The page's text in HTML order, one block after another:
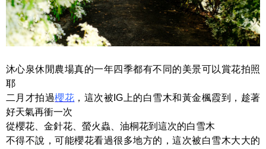
沐心泉休閒農場真的一年四季都有不同的美景可以賞花拍照
耶
二月才拍過櫻花 ，這次被IG上的白雪木和黃金楓霞到，趁著
好天氣再衝一次
從櫻花、金針花、螢火蟲、油桐花到這次的白雪木
不得不說，可能櫻花看過很多地方的，這次被白雪木大大的